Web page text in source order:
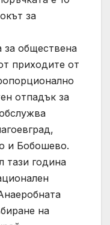
за
за обществена
приходите от
отпадък за
и Бобошево.
тази година
на